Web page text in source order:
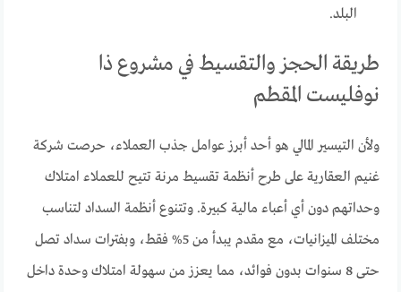
البلد.
طريقة الحجز والتقسيط في مشروع ذا
نوفليست المقطم
ولأن التيسير المالي هو أحد أبرز عوامل جذب العملاء، حرصت شركة
غنيم العقارية على طرح أنظمة تقسيط مرنة تتيح للعملاء امتلاك
وحداتهم دون أي أعباء مالية كبيرة. وتتنوع أنظمة السداد لتناسب
مختلف الميزانيات، مع مقدم يبدأ من 5% فقط، وبفترات سداد تصل
حتى 8 سنوات بدون فوائد، مما يعزز من سهولة امتلاك وحدة داخل